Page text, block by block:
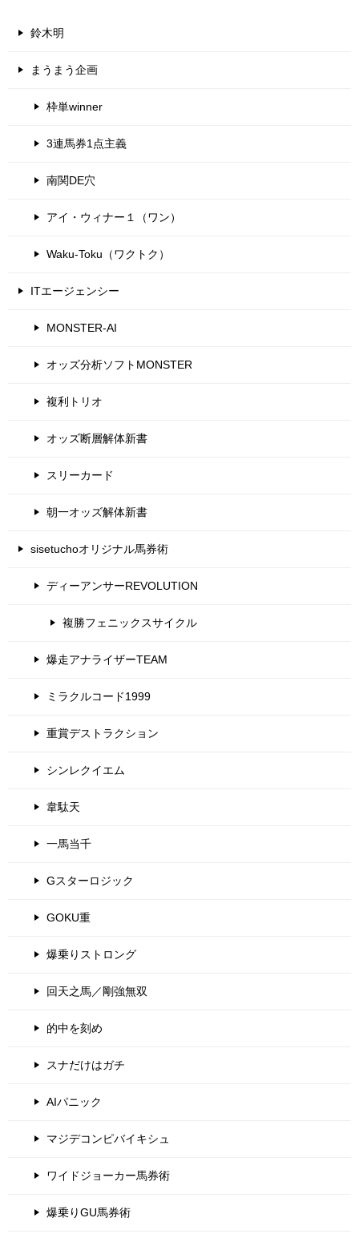
鈴木明
まうまう企画
枠単winner
3連馬券1点主義
南関DE穴
アイ・ウィナー１（ワン）
Waku-Toku（ワクトク）
ITエージェンシー
MONSTER-AI
オッズ分析ソフトMONSTER
複利トリオ
オッズ断層解体新書
スリーカード
朝一オッズ解体新書
sisetuchoオリジナル馬券術
ディーアンサーREVOLUTION
複勝フェニックスサイクル
爆走アナライザーTEAM
ミラクルコード1999
重賞デストラクション
シンレクイエム
韋駄天
一馬当千
Gスターロジック
GOKU重
爆乗りストロング
回天之馬／剛強無双
的中を刻め
スナだけはガチ
AIパニック
マジデコンピバイキシュ
ワイドジョーカー馬券術
爆乗りGU馬券術